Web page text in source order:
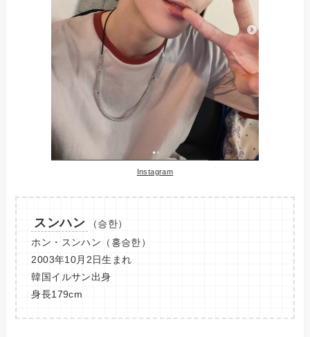
Instagram
スンハン
（승한）
ホン・スンハン（홍승한）
2003年10月2日生まれ
韓国イルサン出身
身長179cm